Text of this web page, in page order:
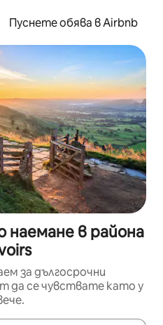
Пуснете обява в Airbnb
наемане в района
за дългосрочни
да се чувствате като у